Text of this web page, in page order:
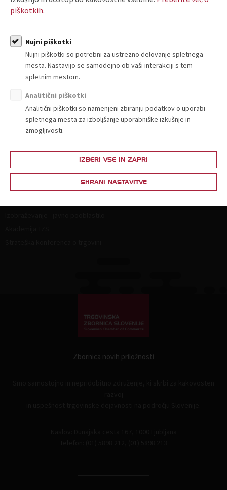
Kodeks za zmanjšanje prodaje plastičnih nosilnih vrečk
Članstvo
Zakaj postati član?
Lestvica za določitev članarine
Ponudba in povpraševanje
Partnerski programi
Vsebine za člane
Neživila
Zbornica novih priložnosti
piškotkih.
Nujni piškotki
Nujni piškotki so potrebni za ustrezno delovanje spletnega
mesta. Nastavijo se samodejno ob vaši interakciji s tem
spletnim mestom.
Analitični piškotki
Analitični piškotki so namenjeni zbiranju podatkov o uporabi
spletnega mesta za izboljšanje uporabniške izkušnje in
zmogljivosti.
IZBERI VSE IN ZAPRI
SHRANI NASTAVITVE